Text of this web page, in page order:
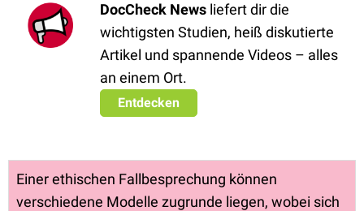
DocCheck News liefert dir die
wichtigsten Studien, heiß diskutierte
Artikel und spannende Videos – alles
an einem Ort.
Entdecken
Einer ethischen Fallbesprechung können
verschiedene Modelle zugrunde liegen, wobei sich